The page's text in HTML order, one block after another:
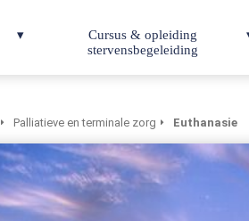
Cursus & opleiding
stervensbegeleiding
Palliatieve en terminale zorg Euthanasie